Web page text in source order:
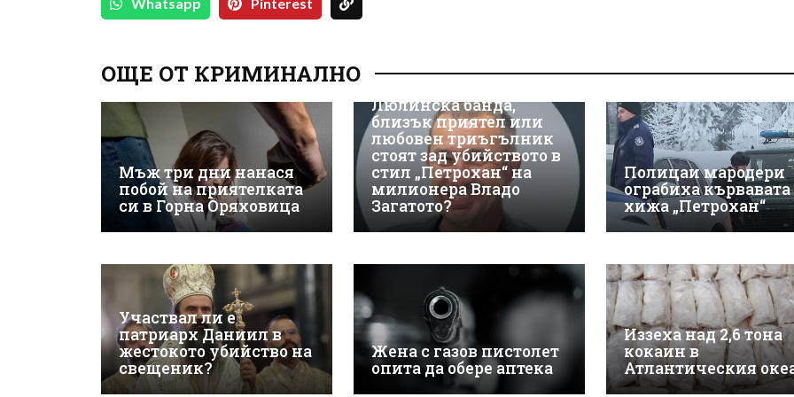
ОЩЕ ОТ КРИМИНАЛНО
Мъж три дни нанася
побой на приятелката
си в Горна Оряховица
Люлинска банда,
близък приятел или
любовен триъгълник
стоят зад убийството в
стил „Петрохан“ на
милионера Владо
Загатото?
Полицаи мародери
ограбиха кървавата
хижа „Петрохан“
Участвал ли е
патриарх Даниил в
жестокото убийство на
свещеник?
Жена с газов пистолет
опита да обере аптека
Иззеха над 2,6 тона
кокаин в
Атлантическия